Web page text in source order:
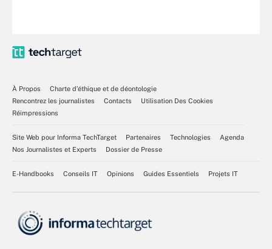
À Propos
Charte d’éthique et de déontologie
Rencontrez les journalistes
Contacts
Utilisation Des Cookies
Réimpressions
Site Web pour Informa TechTarget Partenaires Technologies
Agenda
Nos Journalistes et Experts
Dossier de Presse
E-Handbooks Conseils IT Opinions Guides Essentiels Projets IT